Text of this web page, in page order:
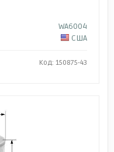
WA6004
США
Код: 150875-43